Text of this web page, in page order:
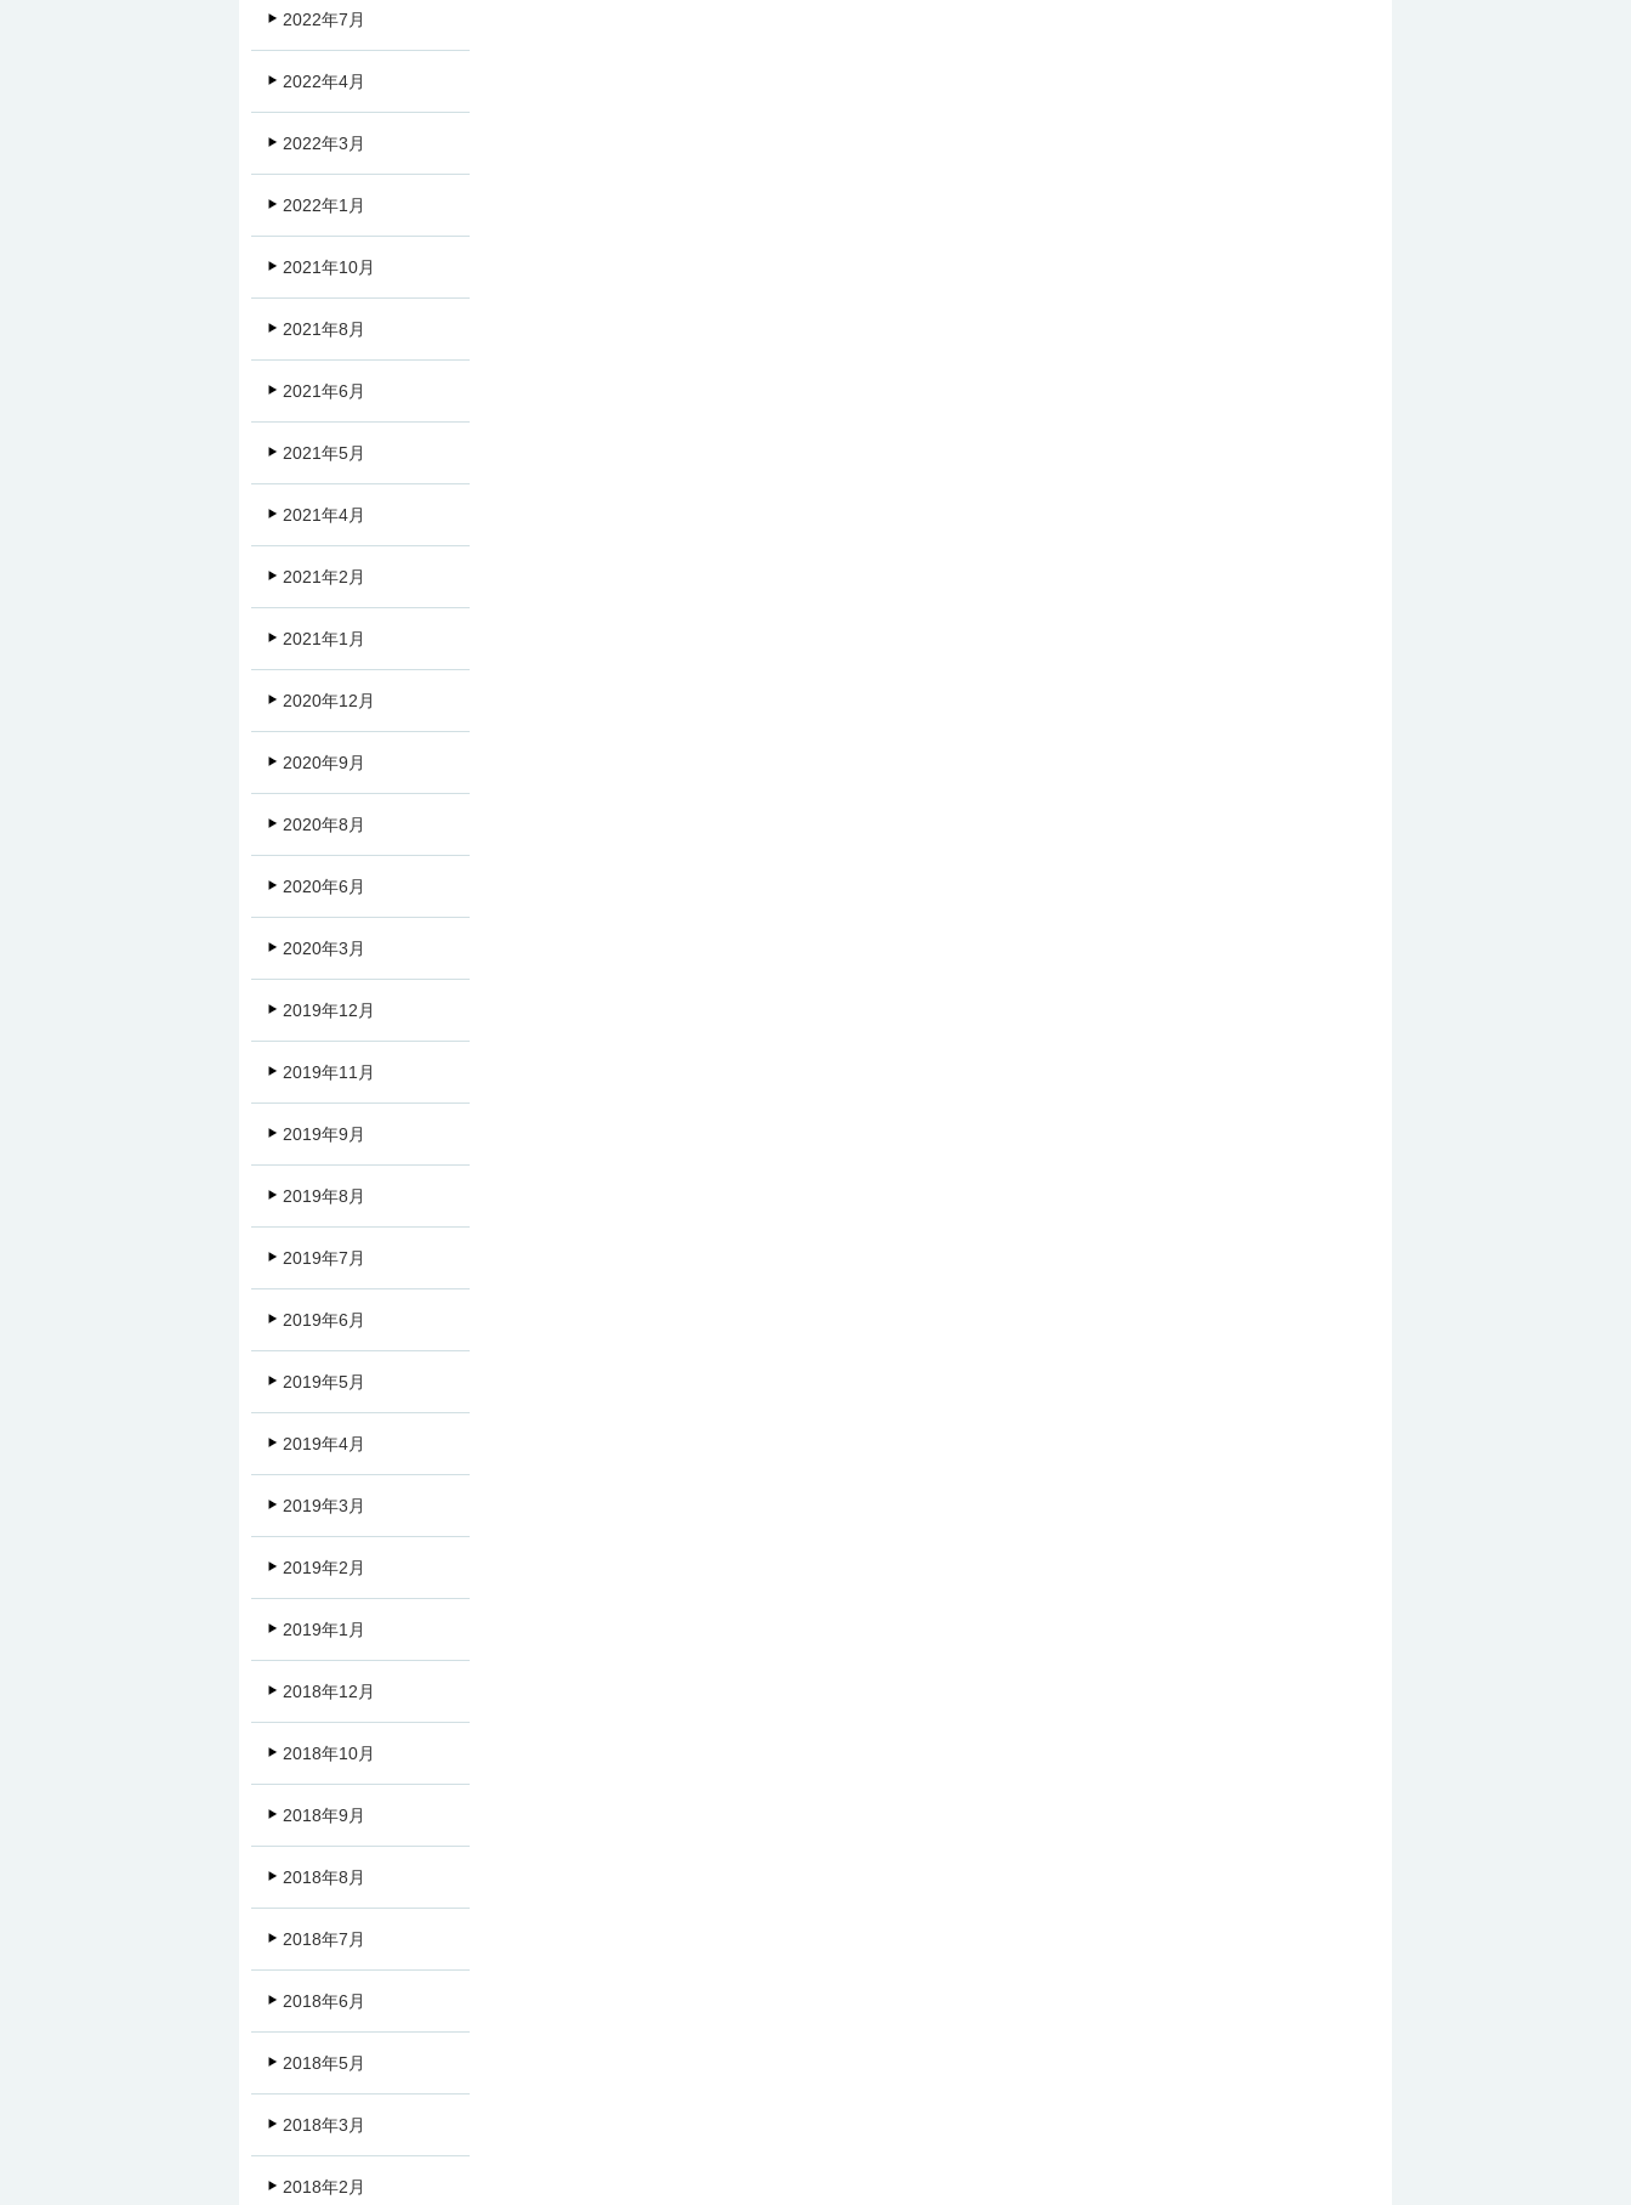
2022年7月
2022年4月
2022年3月
2022年1月
2021年10月
2021年8月
2021年6月
2021年5月
2021年4月
2021年2月
2021年1月
2020年12月
2020年9月
2020年8月
2020年6月
2020年3月
2019年12月
2019年11月
2019年9月
2019年8月
2019年7月
2019年6月
2019年5月
2019年4月
2019年3月
2019年2月
2019年1月
2018年12月
2018年10月
2018年9月
2018年8月
2018年7月
2018年6月
2018年5月
2018年3月
2018年2月